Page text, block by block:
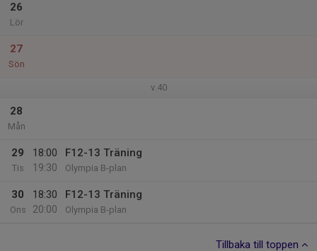
26
Lör
27
Sön
v.40
28
Mån
29
Tis
18:00
19:30
F12-13 Träning
Olympia B-plan
30
Ons
18:30
20:00
F12-13 Träning
Olympia B-plan
Tillbaka till toppen